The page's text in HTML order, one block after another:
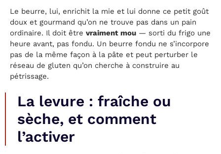
Le beurre, lui, enrichit la mie et lui donne ce petit goût
doux et gourmand qu’on ne trouve pas dans un pain
ordinaire. Il doit être vraiment mou — sorti du frigo une
heure avant, pas fondu. Un beurre fondu ne s’incorpore
pas de la même façon à la pâte et peut perturber le
réseau de gluten qu’on cherche à construire au
pétrissage.
La levure : fraîche ou
sèche, et comment
l’activer